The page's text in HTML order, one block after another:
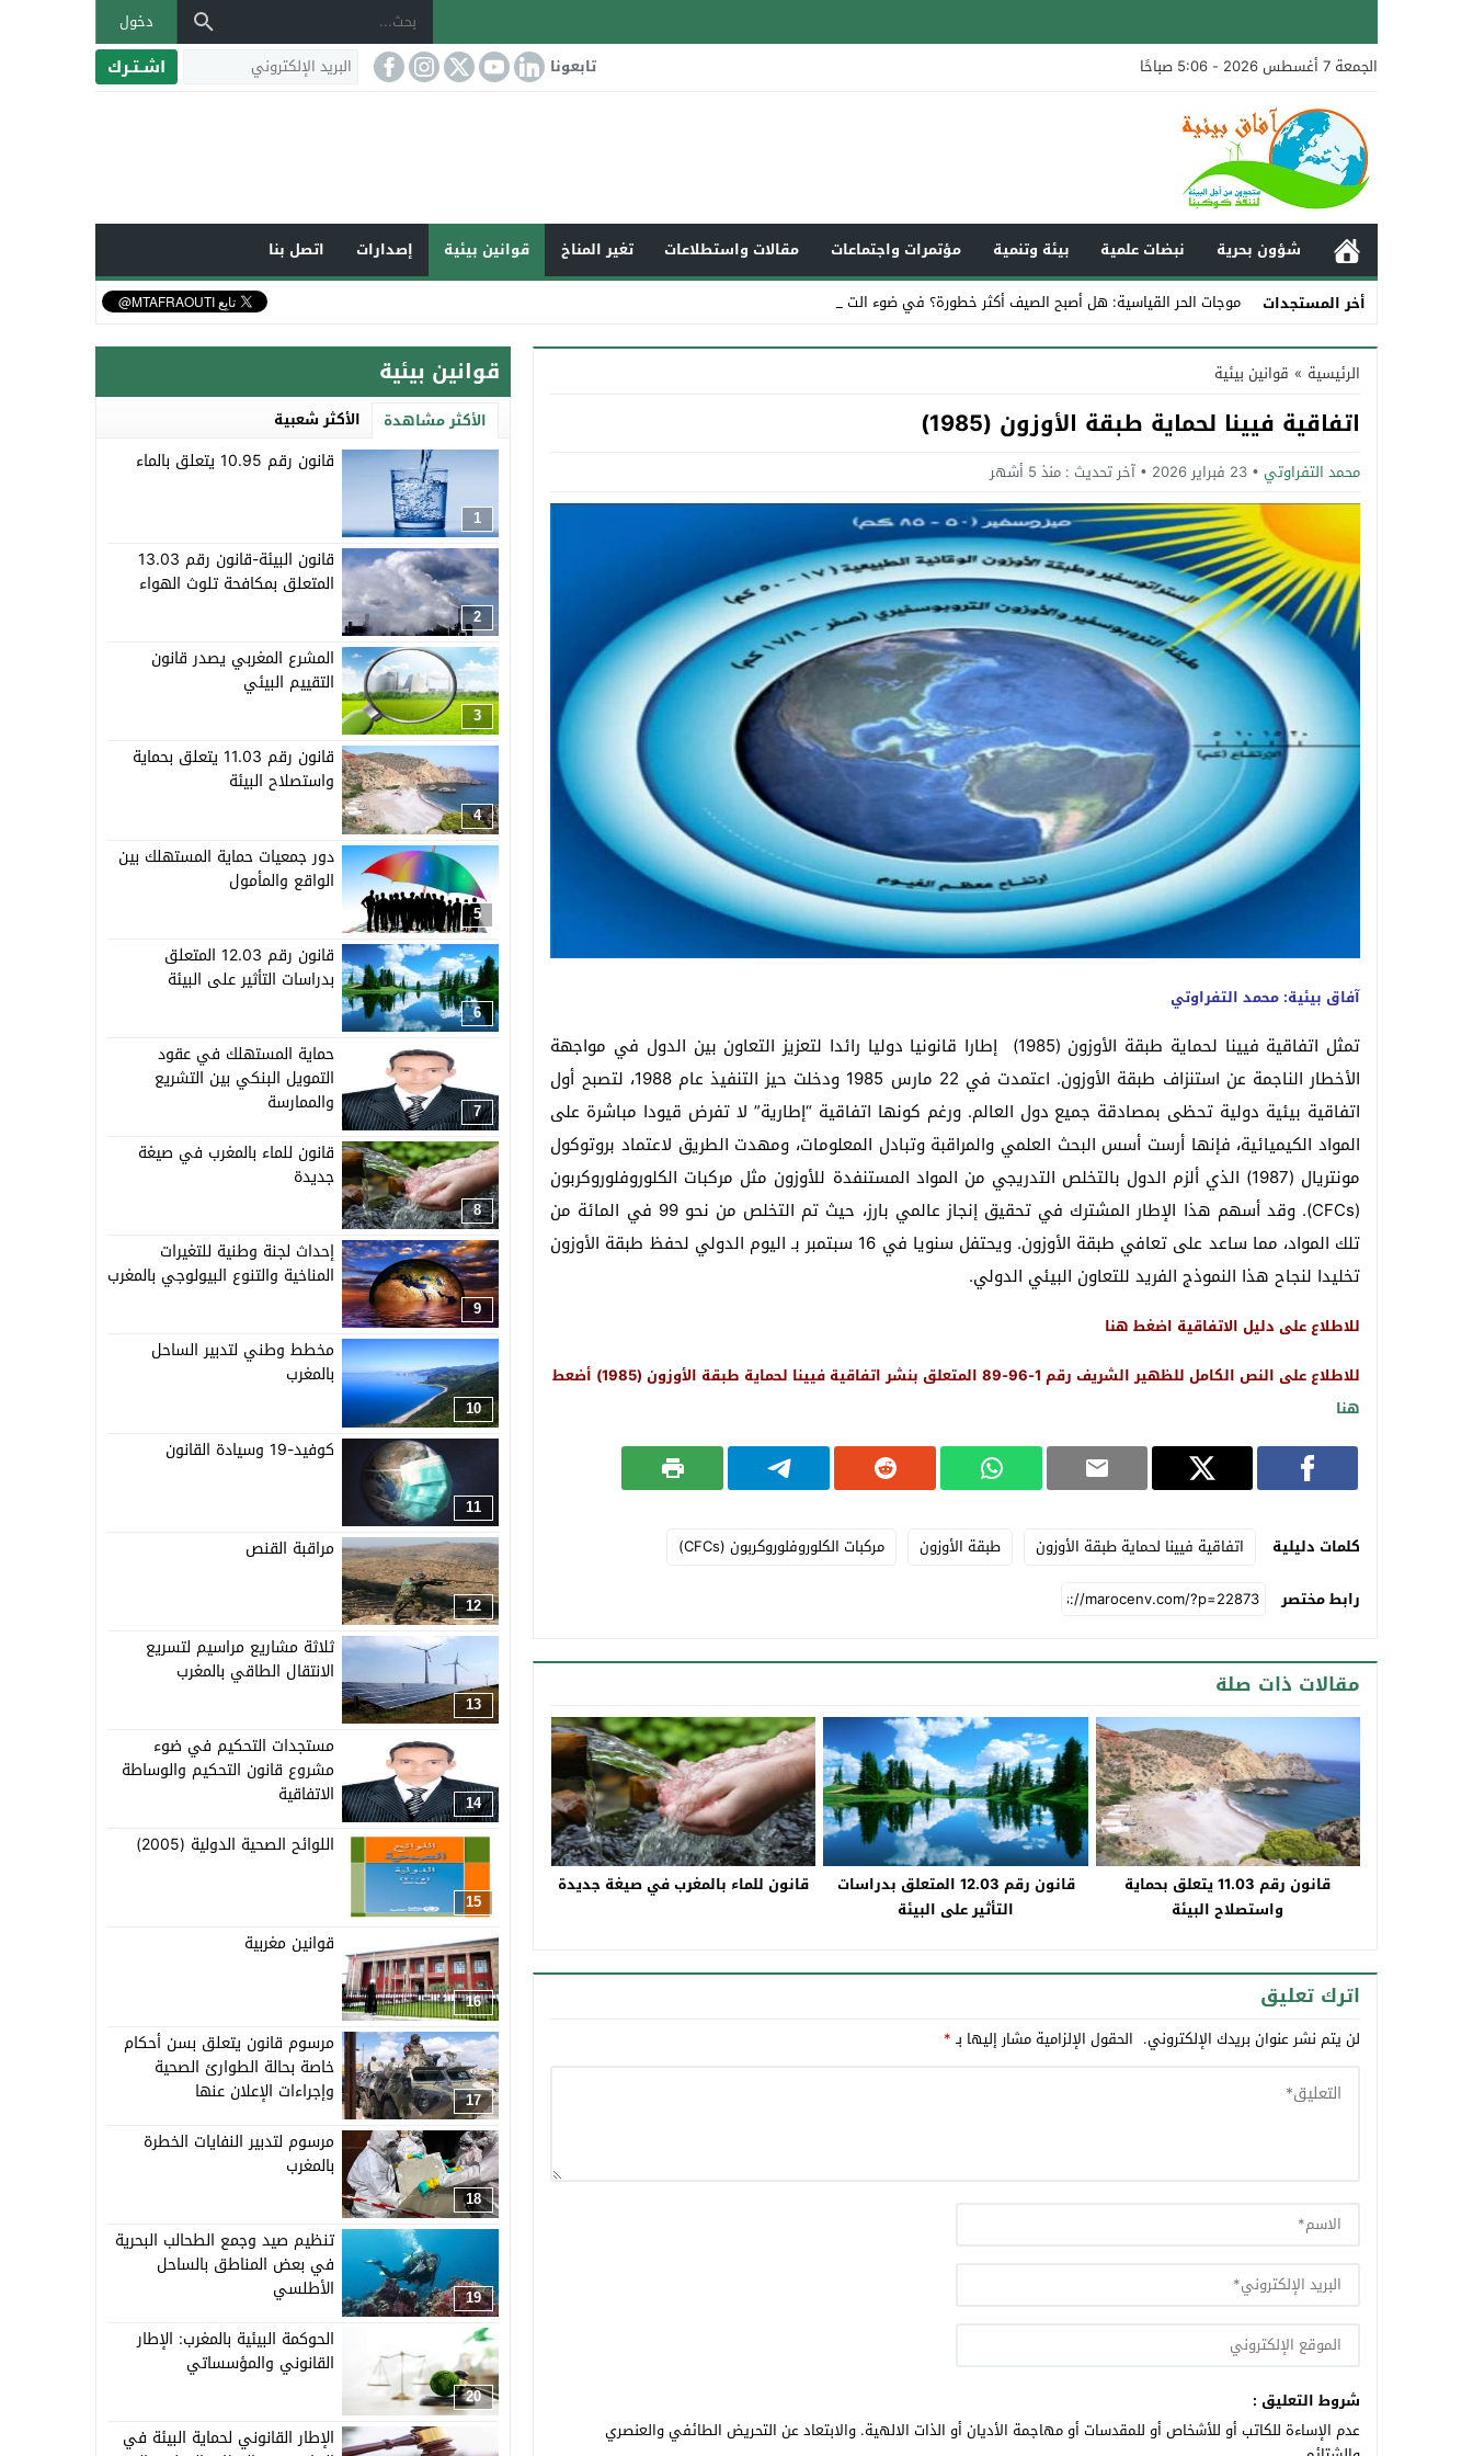
دخول
الجمعة 7 أغسطس 2026 - 5:06 صباحًا
تابعونا اشـتـرك
شؤون بحرية نبضات علمية بيئة وتنمية مؤتمرات واجتماعات مقالات واستطلاعات تغير المناخ قوانين بيئية إصدارات
اتصل بنا
أخر المستجدات
موجات الحر القياسية: هل أصبح الصيف أكثر خطورة؟ في ضوء التغير المناخي_
Stop
Previous
Next
الرئيسية » قوانين بيئية
اتفاقية فيينا لحماية طبقة الأوزون (1985)
محمد التفراوتي 23 فبراير 2026 آخر تحديث : منذ 5 أشهر
آفاق بيئية: محمد التفراوتي
تمثل اتفاقية فيينا لحماية طبقة الأوزون (1985) إطارا قانونيا دوليا رائدا لتعزيز التعاون بين الدول في مواجهة
الأخطار الناجمة عن استنزاف طبقة الأوزون. اعتمدت في 22 مارس 1985 ودخلت حيز التنفيذ عام 1988، لتصبح أول
اتفاقية بيئية دولية تحظى بمصادقة جميع دول العالم. ورغم كونها اتفاقية “إطارية” لا تفرض قيودا مباشرة على
المواد الكيميائية، فإنها أرست أسس البحث العلمي والمراقبة وتبادل المعلومات، ومهدت الطريق لاعتماد بروتوكول
مونتريال (1987) الذي ألزم الدول بالتخلص التدريجي من المواد المستنفدة للأوزون مثل مركبات الكلوروفلوروكربون
(CFCs). وقد أسهم هذا الإطار المشترك في تحقيق إنجاز عالمي بارز، حيث تم التخلص من نحو 99 في المائة من
تلك المواد، مما ساعد على تعافي طبقة الأوزون. ويحتفل سنويا في 16 سبتمبر بـ اليوم الدولي لحفظ طبقة الأوزون
تخليدا لنجاح هذا النموذج الفريد للتعاون البيئي الدولي.
للاطلاع على دليل الاتفاقية اضغط هنا
للاطلاع على النص الكامل للظهير الشريف رقم 1-96-89 المتعلق بنشر اتفاقية فيينا لحماية طبقة الأوزون (1985) أضعط
هنا
كلمات دليلية اتفاقية فيينا لحماية طبقة الأوزون طبقة الأوزون
مركبات الكلوروفلوروكربون (CFCs)
رابط مختصر
مقالات ذات صلة
قانون رقم 11.03 يتعلق بحماية
واستصلاح البيئة
قانون رقم 12.03 المتعلق بدراسات
التأثير على البيئة
قانون للماء بالمغرب في صيغة جديدة
اترك تعليق
لن يتم نشر عنوان بريدك الإلكتروني. الحقول الإلزامية مشار إليها بـ*
شروط التعليق :
عدم الإساءة للكاتب أو للأشخاص أو للمقدسات أو مهاجمة الأديان أو الذات الالهية. والابتعاد عن التحريض الطائفي والعنصري
قوانين بيئية
الأكثر مشاهدة الأكثر شعبية
1
قانون رقم 10.95 يتعلق بالماء
2
قانون البيئة-قانون رقم 13.03
المتعلق بمكافحة تلوث الهواء
3
المشرع المغربي يصدر قانون
التقييم البيئي
4
قانون رقم 11.03 يتعلق بحماية
واستصلاح البيئة
5
دور جمعيات حماية المستهلك بين
الواقع والمأمول
6
قانون رقم 12.03 المتعلق
بدراسات التأثير على البيئة
7
حماية المستهلك في عقود
التمويل البنكي بين التشريع
والممارسة
8
قانون للماء بالمغرب في صيغة
جديدة
9
إحداث لجنة وطنية للتغيرات
المناخية والتنوع البيولوجي بالمغرب
10
مخطط وطني لتدبير الساحل
بالمغرب
11
كوفيد-19 وسيادة القانون
12
مراقبة القنص
13
ثلاثة مشاريع مراسيم لتسريع
الانتقال الطاقي بالمغرب
14
مستجدات التحكيم في ضوء
مشروع قانون التحكيم والوساطة
الاتفاقية
15
اللوائح الصحية الدولية (2005)
16
قوانين مغربية
17
مرسوم قانون يتعلق بسن أحكام
خاصة بحالة الطوارئ الصحية
وإجراءات الإعلان عنها
18
مرسوم لتدبير النفايات الخطرة
بالمغرب
19
تنظيم صيد وجمع الطحالب البحرية
في بعض المناطق بالساحل
الأطلسي
20
الحوكمة البيئية بالمغرب: الإطار
القانوني والمؤسساتي
الإطار القانوني لحماية البيئة في